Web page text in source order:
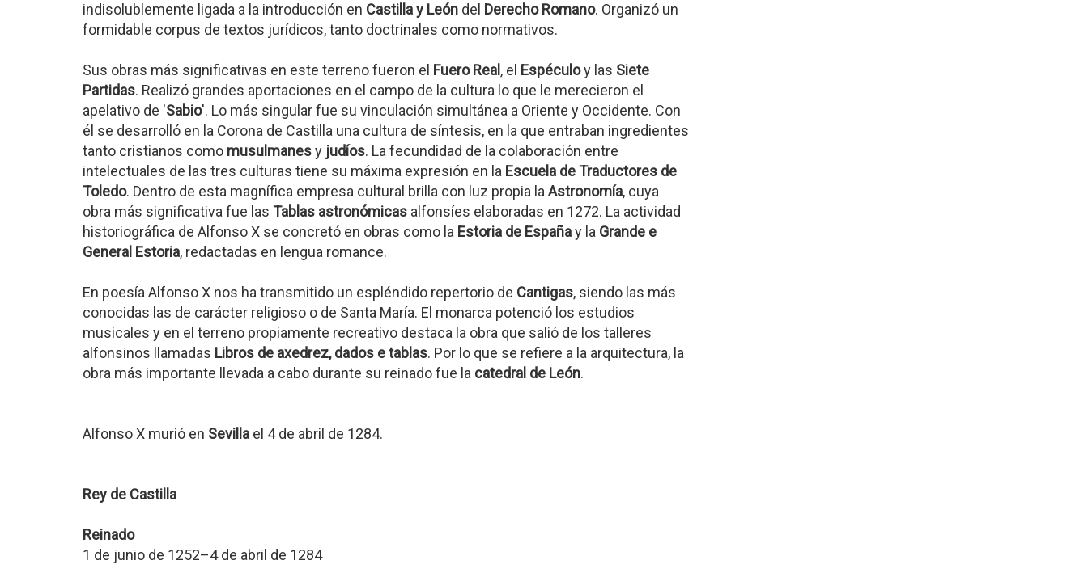
indisolublemente ligada a la introducción en Castilla y León del Derecho Romano. Organizó un
formidable corpus de textos jurídicos, tanto doctrinales como normativos.
Sus obras más significativas en este terreno fueron el Fuero Real , el Espéculoy las Siete
Partidas. Realizó grandes aportaciones en el campo de la cultura lo que le merecieron el
apelativo de 'Sabio'. Lo más singular fue su vinculación simultánea a Oriente y Occidente. Con
él se desarrolló en la Corona de Castilla una cultura de síntesis, en la que entraban ingredientes
tanto cristianos como musulmanesy judíos. La fecundidad de la colaboración entre
intelectuales de las tres culturas tiene su máxima expresión en la Escuela de Traductores de
Toledo. Dentro de esta magnífica empresa cultural brilla con luz propia la Astronomía, cuya
obra más significativa fue las Tablas astronómicas alfonsíes elaboradas en 1272. La actividad
historiográfica de Alfonso X se concretó en obras como la Estoria de Españay la Grande e
General Estoria, redactadas en lengua romance.
En poesía Alfonso X nos ha transmitido un espléndido repertorio de Cantigas, siendo las más
conocidas las de carácter religioso o de Santa María. El monarca potenció los estudios
musicales y en el terreno propiamente recreativo destaca la obra que salió de los talleres
alfonsinos llamadas Libros de axedrez, dados e tablas. Por lo que se refiere a la arquitectura, la
obra más importante llevada a cabo durante su reinado fue la catedral de León.
Alfonso X murió en Sevilla el 4 de abril de 1284.
Rey de Castilla
Reinado
1 de junio de 1252–4 de abril de 1284